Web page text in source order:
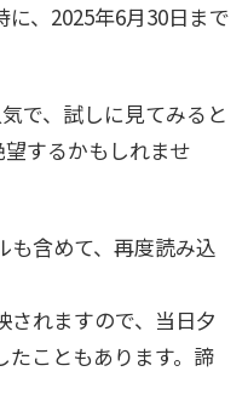
に、2025年6月30日まで
で、試しに見てみると
するかもしれませ
も含めて、再度読み込
されますので、当日夕
たこともあります。諦